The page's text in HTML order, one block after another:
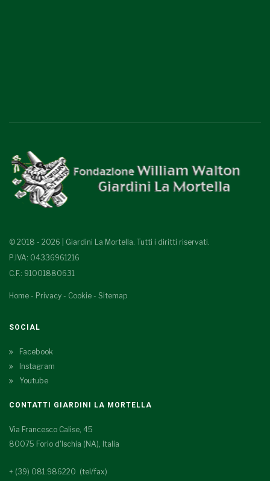
© 2018 - 2026 | Giardini La Mortella. Tutti i diritti riservati.
P.IVA: 04336961216
C.F.: 91001880631
Home - Privacy - Cookie - Sitemap
SOCIAL
Facebook
Instagram
Youtube
CONTATTI GIARDINI LA MORTELLA
Via Francesco Calise, 45
80075 Forio d'Ischia (NA), Italia
+ (39) 081.986220 (tel/fax)